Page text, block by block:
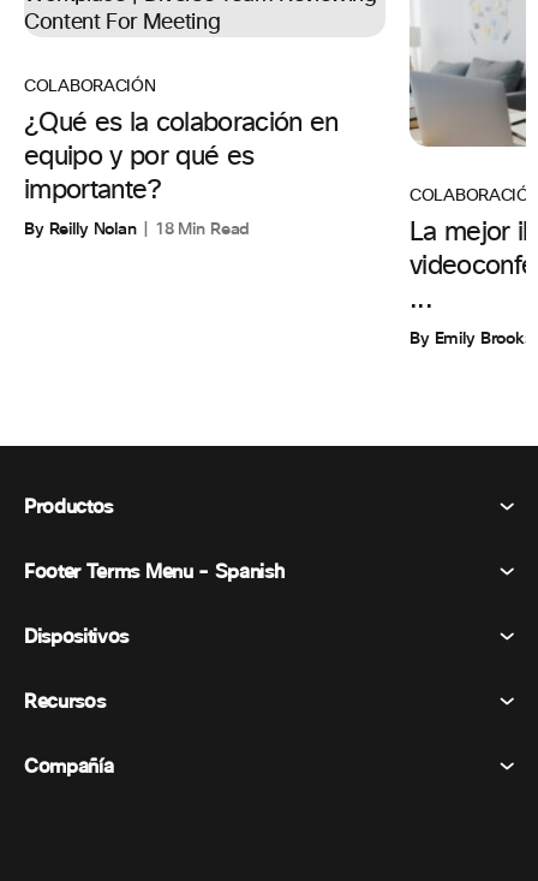
COLABORACIÓN
¿Qué es la colaboración en
equipo y por qué es
importante?
By Reilly Nolan 18 Min Read
La mejor
...
By Emily Brooks
Productos
Webex Suite
Mensajería
Eventos
Footer Terms Menu - Spanish
Términos y condiciones
Marcas comerciales
Dispositivos
Dispositivos de la habitación
Recursos
Precios
Compañía